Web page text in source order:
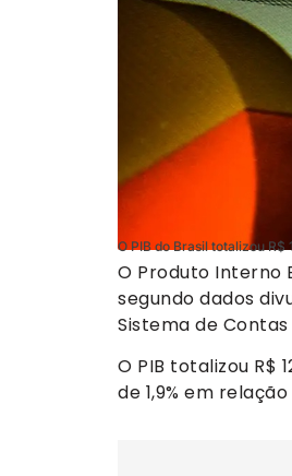
O PIB do Brasil totalizou R$
O Produto Interno
segundo dados
Sistema de Contas
O PIB totalizou R$
de 1,9% em